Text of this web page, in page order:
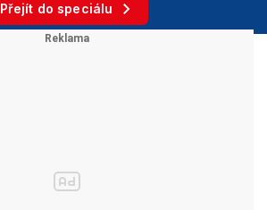
Přejít do speciálu